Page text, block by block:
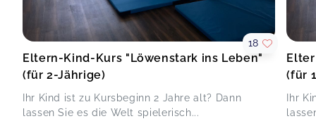
Happy Bauch - Ganzkörperkräftigung in der
Schwangerschaft
War super toll :)
Anna, May 28
Eltern-Kind-Kurs "Löwenstark ins Leben"
(für 2-Jährige)
Ihr Kind ist zu Kursbeginn 2 Jahre alt? Dann
lassen Sie es die Welt spielerisch...
18
(für
Ihr